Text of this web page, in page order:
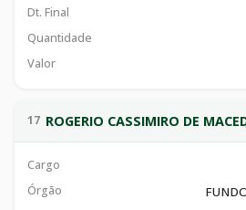
Dt. Final
Quantidade
Valor
17 ROGERIO CASSIMIRO DE
Cargo
Órgão